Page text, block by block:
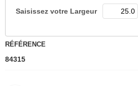
Saisissez votre Largeur
RÉFÉRENCE
84315